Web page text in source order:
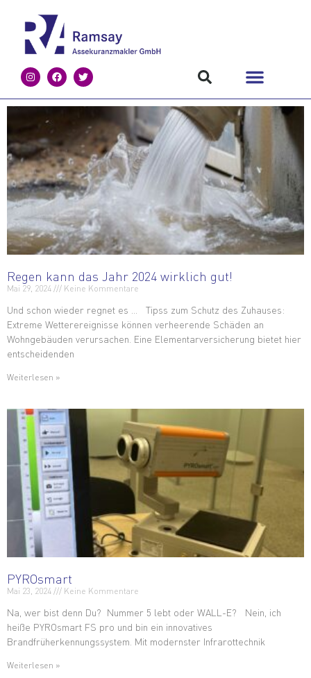
Regen kann das Jahr 2024 wirklich gut!
Mai 29, 2024 Keine Kommentare
Und schon wieder regnet es … Tipss zum Schutz des Zuhauses:
Extreme Wetterereignisse können verheerende Schäden an
Wohngebäuden verursachen. Eine Elementarversicherung bietet hier
entscheidenden
Weiterlesen »
PYROsmart
Mai 23, 2024 Keine Kommentare
Na, wer bist denn Du? Nummer 5 lebt oder WALL-E? Nein, ich
heiße PYROsmart FS pro und bin ein innovatives
Brandfrüherkennungssystem. Mit modernster Infrarottechnik
Weiterlesen »